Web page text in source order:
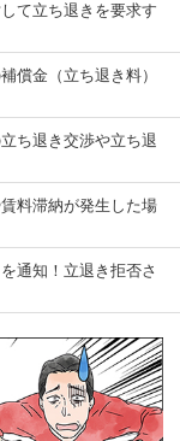
て立ち退きを要求す
償金（立ち退き料）
ち退き交渉や立ち退
料滞納が発生した場
通知！立退き拒否さ